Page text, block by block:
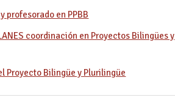
profesorado en PPBB
coordinación en Proyectos Bilingües y
Proyecto Bilingüe y Plurilingüe